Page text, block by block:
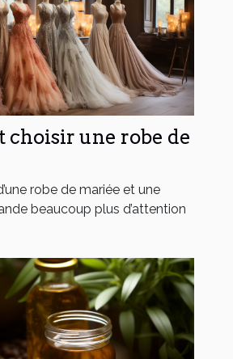
choisir une robe de
robe de mariée et une
beaucoup plus d’attention